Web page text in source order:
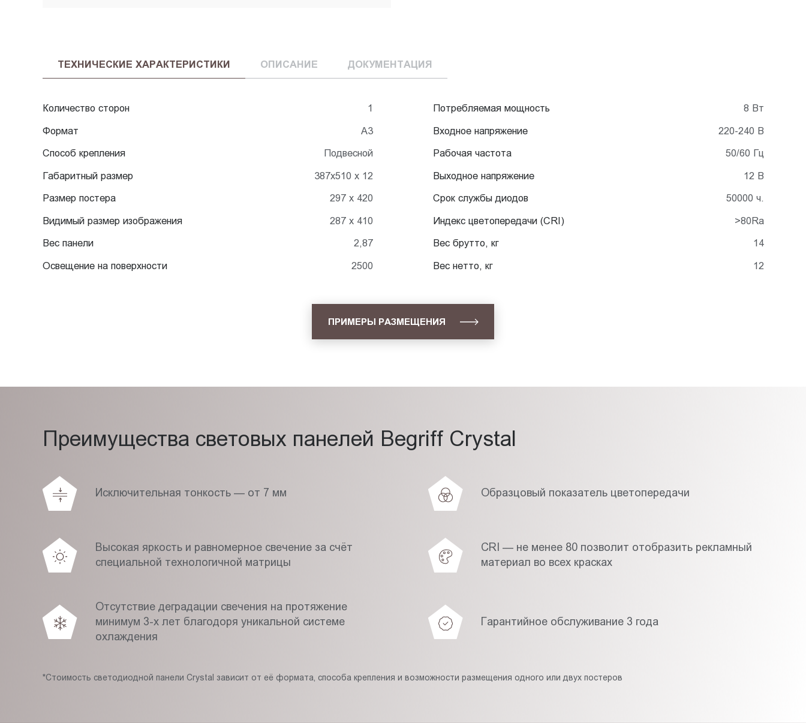
ТЕХНИЧЕСКИЕ ХАРАКТЕРИСТИКИ ОПИСАНИЕ ДОКУМЕНТАЦИЯ
Количество сторон 1
Формат А3
Способ крепления Подвесной
Габаритный размер 387х510 х 12
Размер постера 297 x 420
Видимый размер изображения 287 х 410
Вес панели 2,87
Освещение на поверхности 2500
Потребляемая мощность 8 Вт
Входное напряжение 220-240 В
Рабочая частота 50/60 Гц
Выходное напряжение 12 В
Срок службы диодов 50000 ч.
Индекс цветопередачи (CRI) >80Ra
Вес брутто, кг 14
Вес нетто, кг 12
ПРИМЕРЫ РАЗМЕЩЕНИЯ
Преимущества световых панелей Begriff Crystal
Исключительная тонкость — от 7 мм Образцовый показатель цветопередачи
Высокая яркость и равномерное свечение за счёт
специальной технологичной матрицы
CRI — не менее 80 позволит отобразить рекламный
материал во всех красках
Отсутствие деградации свечения на протяжение
минимум 3-х лет благодоря уникальной системе
охлаждения
Гарантийное обслуживание 3 года
*Стоимость светодиодной панели Crystal зависит от её формата, способа крепления и возможности размещения одного или двух постеров